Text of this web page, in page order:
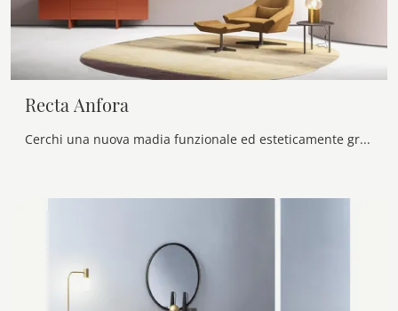
Recta Anfora
Cerchi una nuova madia funzionale ed esteticamente gradevole dalle linee moderne? Ti presentiamo il modello Recta Anfora di Alf Da Frè, realizzato in ...